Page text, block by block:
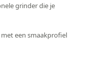
grinder die je
een smaakprofiel